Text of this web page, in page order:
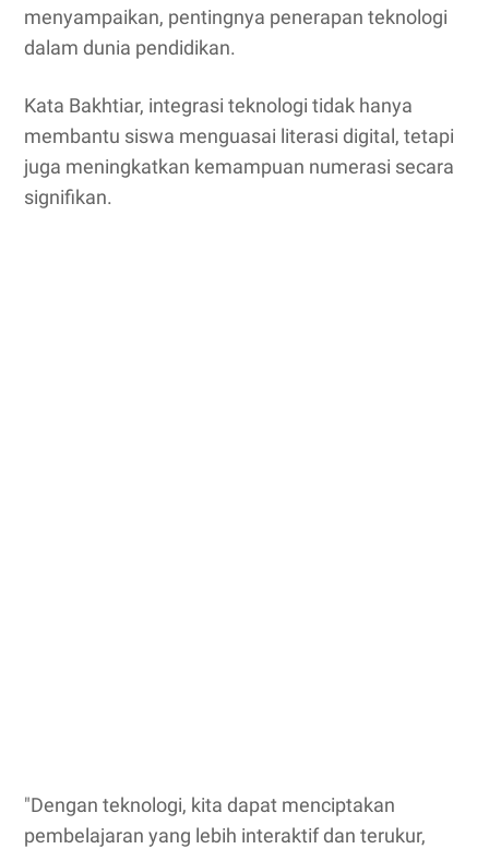
menyampaikan, pentingnya penerapan teknologi
dalam dunia pendidikan.
Kata Bakhtiar, integrasi teknologi tidak hanya
membantu siswa menguasai literasi digital, tetapi
juga meningkatkan kemampuan numerasi secara
signifikan.
"Dengan teknologi, kita dapat menciptakan
pembelajaran yang lebih interaktif dan terukur,